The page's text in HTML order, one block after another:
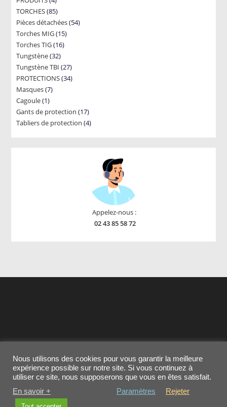
products
TORCHES 8585
products
Pièces détachées 5454
Torches MIG 1515
Torches TIG 1616
Tungstène 3232
products
Tungstène TBI 2727
products
PROTECTIONS 3434
Masques 77
Cagoule 11
product
Gants de protection 1717
products
Tabliers de protection 44
Appelez-nous :
02 43 85 58 72
Contactez-nous
MENTIONS LEGALES
Conditions générales de vente
Cookies
Copyright - OceanWP Theme by OceanWP
Nous utilisons des cookies pour vous garantir la meilleure
expérience possible sur notre site. Si vous continuez à
utiliser ce site, nous supposerons que vous en êtes satisfait.
En savoir +
Paramètres Rejeter